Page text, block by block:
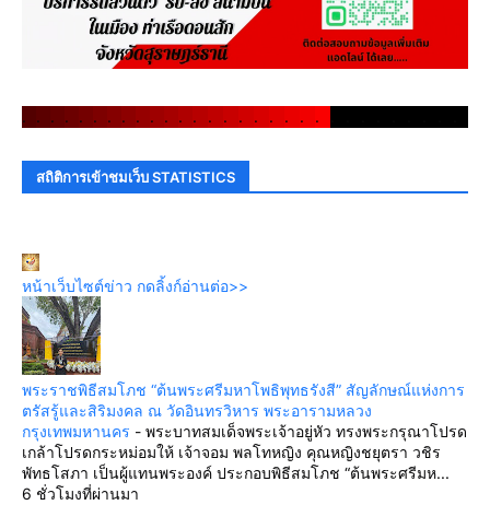
. . . . . . . . . . . . . . . . . . . . .
สถิติการเข้าชมเว็บ STATISTICS
หน้าเว็บไซต์ข่าว กดลิ้งก์อ่านต่อ>>
พระราชพิธีสมโภช “ต้นพระศรีมหาโพธิพุทธรังสี” สัญลักษณ์แห่งการ
ตรัสรู้และสิริมงคล ณ วัดอินทรวิหาร พระอารามหลวง
กรุงเทพมหานคร - พระบาทสมเด็จพระเจ้าอยู่หัว ทรงพระกรุณาโปรด
เกล้าโปรดกระหม่อมให้ เจ้าจอม พลโทหญิง คุณหญิงชยุตรา วชิร
พัทธโสภา เป็นผู้แทนพระองค์ ประกอบพิธีสมโภช “ต้นพระศรีมห...
6 ชั่วโมงที่ผ่านมา